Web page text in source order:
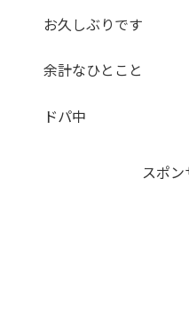
お久しぶりです
余計なひとこと
ドパ中
スポン